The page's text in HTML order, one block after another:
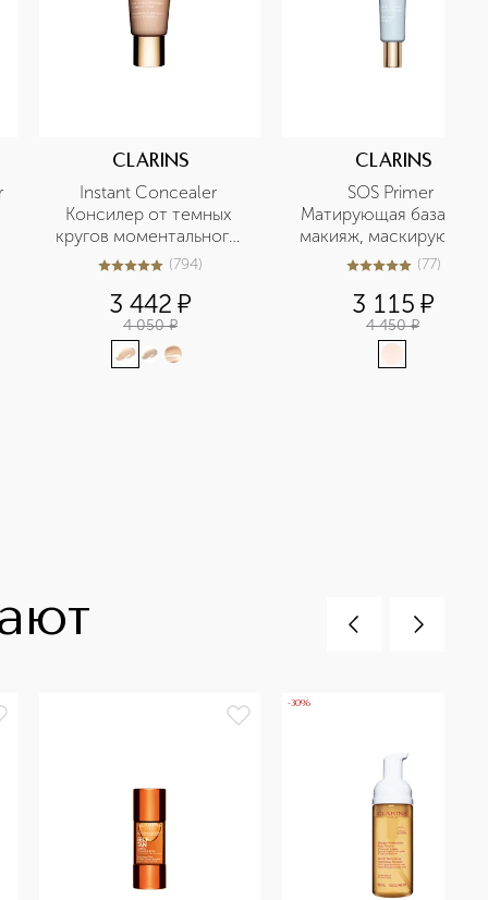
CLARINS
Instant Concealer
Консилер от темных
кругов моментального
действия SPF15
5из 5794 (794)
3 442 ¤
4 050 ¤
CLARINS
SOS Primer
Матирующая база под
макияж, маскирующая
поры
4.9из577 (77)
3 115 ¤
4 450 ¤
-30%